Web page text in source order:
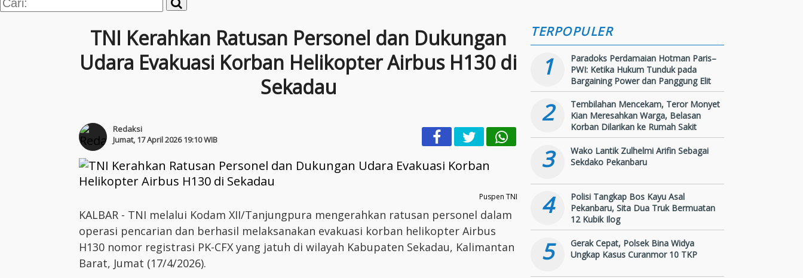
TNI Kerahkan Ratusan Personel dan Dukungan
Udara Evakuasi Korban Helikopter Airbus H130 di
Sekadau
Redaksi
Jumat, 17 April 2026 19:10 WIB
Puspen TNI
KALBAR - TNI melalui Kodam XII/Tanjungpura mengerahkan ratusan personel dalam
operasi pencarian dan berhasil melaksanakan evakuasi korban helikopter Airbus
H130 nomor registrasi PK-CFX yang jatuh di wilayah Kabupaten Sekadau, Kalimantan
Barat, Jumat (17/4/2026).
TERPOPULER
1
Paradoks Perdamaian Hotman Paris–
PWI: Ketika Hukum Tunduk pada
Bargaining Power dan Panggung Elit
2
Tembilahan Mencekam, Teror Monyet
Kian Meresahkan Warga, Belasan
Korban Dilarikan ke Rumah Sakit
3
Wako Lantik Zulhelmi Arifin Sebagai
Sekdako Pekanbaru
4
Polisi Tangkap Bos Kayu Asal
Pekanbaru, Sita Dua Truk Bermuatan
12 Kubik Ilog
5
Gerak Cepat, Polsek Bina Widya
Ungkap Kasus Curanmor 10 TKP